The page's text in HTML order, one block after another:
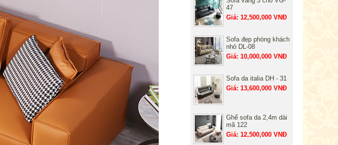
47
Giá: 12,500,000 VNĐ
Sofa đẹp phòng khách
nhỏ DL-08
Giá: 10,000,000 VNĐ
Sofa da italia DH - 31
Giá: 13,600,000 VNĐ
Ghế sofa da 2,4m dài
mã 122
Giá: 12,500,000 VNĐ